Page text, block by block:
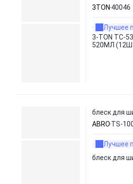
3TON 40046
Лучшее
3-TON ТC-
520МЛ
блеск для
ABRO TS-
Лучшее
блеск для